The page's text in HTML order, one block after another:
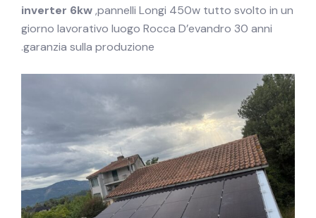
inverter 6kw,pannelli Longi 450w tutto svolto in un
giorno lavorativo luogo Rocca D’evandro 30 anni
garanzia sulla produzione.